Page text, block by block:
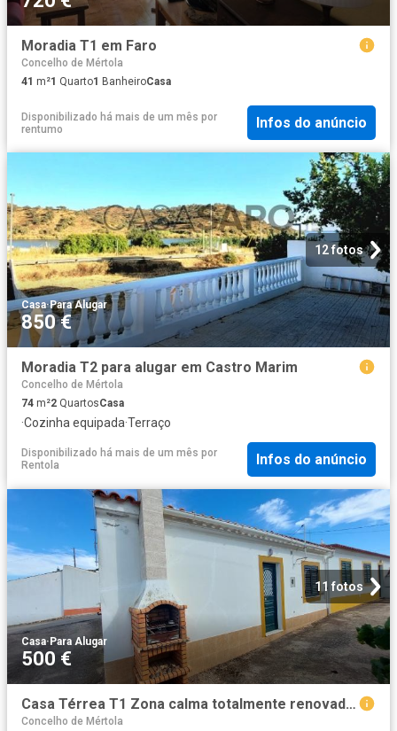
Moradia T1 em Faro
Concelho de Mértola
41 m²1 Quarto1 BanheiroCasa
Disponibilizado há mais de um mês por
rentumo
Infos do anúncio
12 fotos
Casa·Para Alugar
850 €
Moradia T2 para alugar em Castro Marim
Concelho de Mértola
74 m²2 QuartosCasa
·Cozinha equipada·Terraço
Disponibilizado há mais de um mês por
Rentola
Infos do anúncio
11 fotos
Casa·Para Alugar
500 €
Casa Térrea T1 Zona calma totalmente renovada. Arrendamento de Outubro a Maio
Concelho de Mértola